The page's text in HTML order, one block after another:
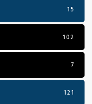
15
102
7
121